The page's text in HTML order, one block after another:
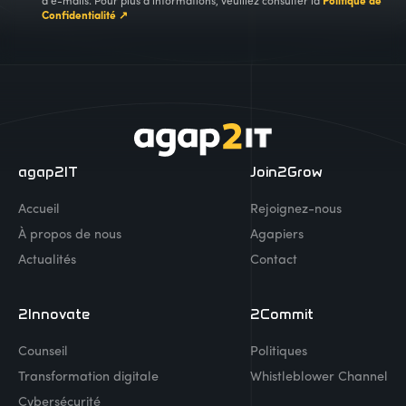
Confidentialité ↗
agap2IT
Accueil
À propos de nous
Actualités
Join2Grow
Rejoignez-nous
Agapiers
Contact
2Innovate
Counseil
Transformation digitale
Cybersécurité
2Commit
Politiques
Whistleblower Channel